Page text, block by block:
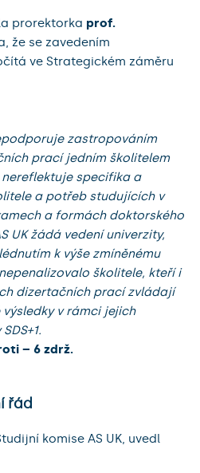
prorektorka prof.
že se zavedením
ve Strategickém záměru
zastropováním
prací jedním školitelem
specifika a
a potřeb studujících v
a formách doktorského
UK žádá vedení univerzity,
k výše zmíněnému
školitele, kteří i
dizertačních prací zvládají
v rámci jejich
– 6 zdrž.
řád
komise AS UK, uvedl